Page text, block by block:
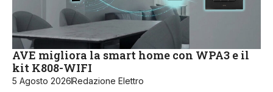
AVE migliora la smart home con WPA3 e il
kit K808-WIFI
5 Agosto 2026Redazione Elettro